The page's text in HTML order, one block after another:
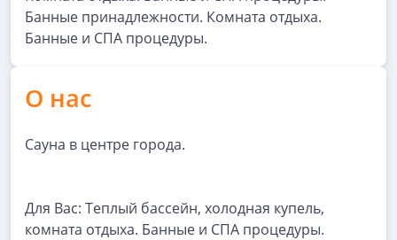
Банные принадлежности. Комната отдыха.
Банные и СПА процедуры.
О нас
Сауна в центре города.
Для Вас: Теплый бассейн, холодная купель,
комната отдыха. Банные и СПА процедуры.